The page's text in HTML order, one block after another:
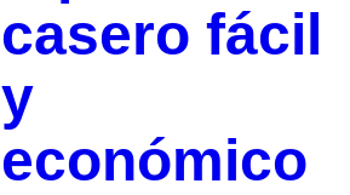
casero fácil
y
económico